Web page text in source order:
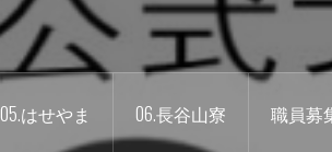
05.はせやま 06.長谷山寮 職員募